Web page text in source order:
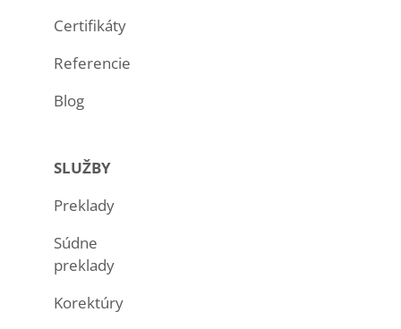
Certifikáty
Referencie
Blog
SLUŽBY
Preklady
Súdne
preklady
Korektúry